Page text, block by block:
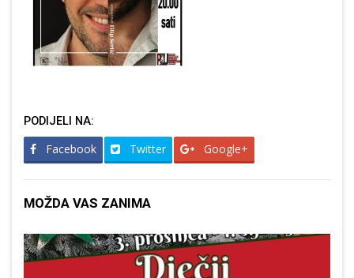
PODIJELI NA:
Facebook Twitter Google+
MOŽDA VAS ZANIMA